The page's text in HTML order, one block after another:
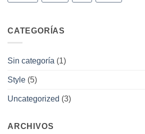
CATEGORÍAS
Sin categoría (1)
Style (5)
Uncategorized (3)
ARCHIVOS